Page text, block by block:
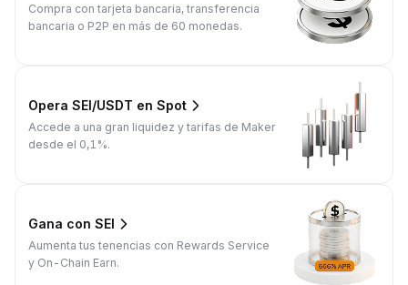
Compra con tarjeta bancaria, transferencia
bancaria o P2P en más de 60 monedas.
Opera SEI/USDT en Spot
Accede a una gran liquidez y tarifas de Maker
desde el 0,1%.
Gana con SEI
Aumenta tus tenencias con Rewards Service
y On-Chain Earn.